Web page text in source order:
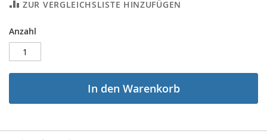
ZUR VERGLEICHSLISTE HINZUFÜGEN
Anzahl
In den Warenkorb